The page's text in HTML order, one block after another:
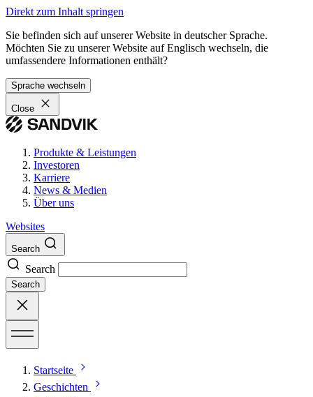
Direkt zum Inhalt springen
Sie befinden sich auf unserer Website in deutscher Sprache.
Möchten Sie zu unserer Website auf Englisch wechseln, die
umfassendere Informationen enthält?
Sprache wechseln
Close
Produkte & Leistungen
Investoren
Karriere
News & Medien
Über uns
Websites
Search
Search
Search
Startseite
Geschichten